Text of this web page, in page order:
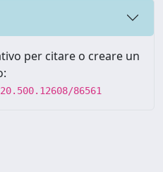
per citare o creare un
86561